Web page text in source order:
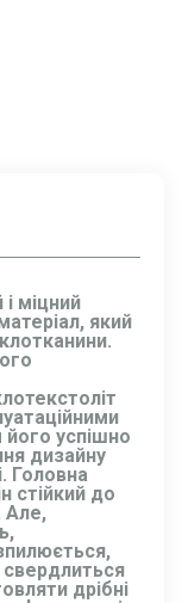
міцний
який
успішно
дизайну
Головна
стійкий до
Але,
дрібні